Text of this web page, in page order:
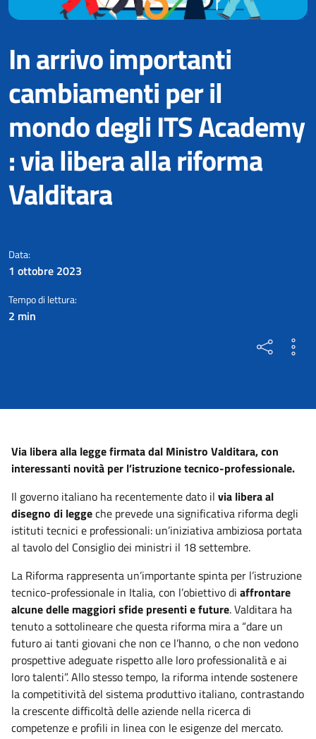
In arrivo importanti
cambiamenti per il
mondo degli ITS​ Academy​
: via libera alla riforma
Valditara
Data:
1 ottobre 2023
Tempo di lettura:
2 min
Via libera alla legge firmata dal Ministro Valditara, con
interessanti novità per l’istruzione tecnico-professionale.
Il governo italiano ha recentemente dato il via libera al
disegno di leggeche prevede una significativa riforma degli
istituti tecnici e professionali: un’iniziativa ambiziosa portata
al tavolo del Consiglio dei ministri il 18 settembre.
La Riforma rappresenta un’importante spinta per l’istruzione
tecnico-professionale in Italia, con l’obiettivo di affrontare
alcune delle maggiori sfide presenti e future. Valditara ha
tenuto a sottolineare che questa riforma mira a “dare un
futuro ai tanti giovani che non ce l’hanno, o che non vedono
prospettive adeguate rispetto alle loro professionalità e ai
loro talenti”. Allo stesso tempo, la riforma intende sostenere
la competitività del sistema produttivo italiano, contrastando
la crescente difficoltà delle aziende nella ricerca di
competenze e profili in linea con le esigenze del mercato.